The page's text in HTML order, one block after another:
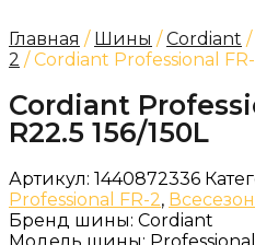
Главная / Шины /Cordiant /
2 / Cordiant Professional FR-
Cordiant
R22.5 156/150L
Артикул: 1440872336
Professional FR-2,
Бренд шины: Cordiant